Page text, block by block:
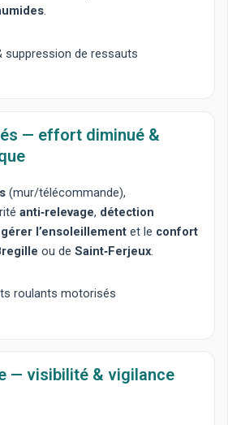
.
suppression de ressauts
— effort diminué &
(mur/télécommande),
anti‑relevage, détection
gérer l’ensoleillement et le confort
ou deSaint‑Ferjeux
roulants motorisés
— visibilité & vigilance